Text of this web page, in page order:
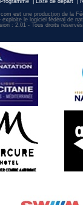
Programme Liste de départ
est une production de la
exploite le logiciel fédéral de
: 2.01 - Tous droits